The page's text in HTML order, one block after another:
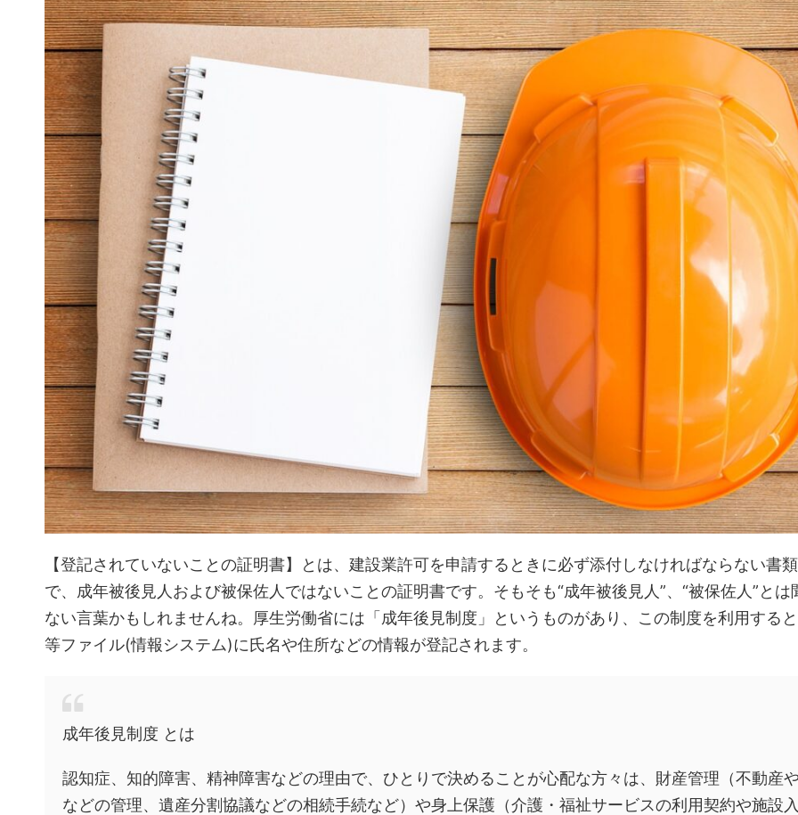
【登記されていないことの証明書】とは、建設業許可を申請するときに必ず添付しなければならない書
で、 成年被後見人および被保佐人ではないことの証明書です。そもそも“成年被後見人”、“被保佐人”とは
ない言葉かもしれませんね。厚生労働省には「成年後見制度」というものがあり、この制度を利用すると
等ファイル(情報システム)に氏名や住所などの情報が登記されます。
成年後見制度 とは
認知症、知的障害、精神障害などの理由で、ひとりで決めることが心配な方々は、財産管理（不動産
などの管理、遺産分割協議などの相続手続など）や身上保護（介護・福祉サービスの利用契約や施設